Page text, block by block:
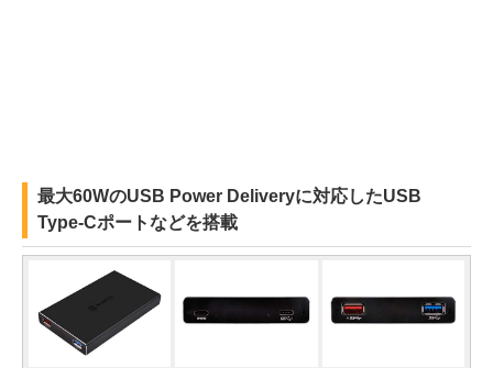
最大60WのUSB Power Deliveryに対応したUSB
Type-Cポートなどを搭載